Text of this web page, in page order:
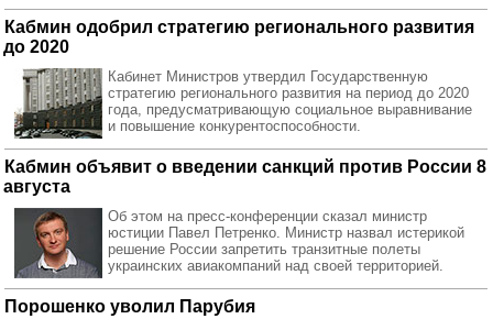
Кабмин одобрил стратегию регионального развития
до 2020
Кабинет Министров утвердил Государственную
стратегию регионального развития на период до 2020
года, предусматривающую социальное выравнивание
и повышение конкурентоспособности.
Кабмин объявит о введении санкций против России 8
августа
Об этом на пресс-конференции сказал министр
юстиции Павел Петренко. Министр назвал истерикой
решение России запретить транзитные полеты
украинских авиакомпаний над своей территорией.
Порошенко уволил Парубия